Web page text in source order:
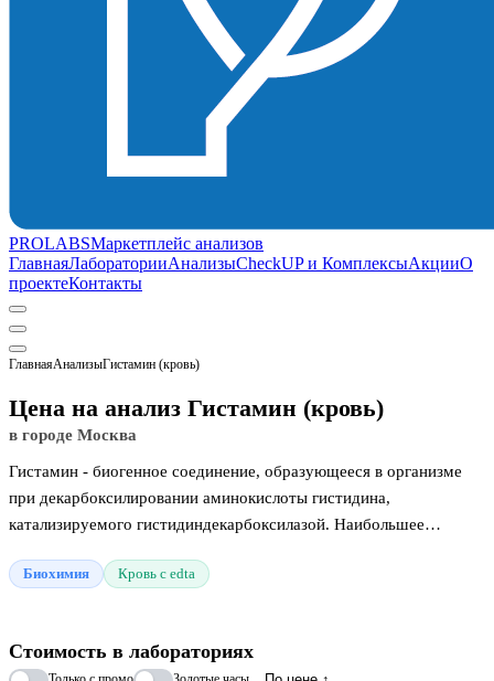
PROLABSМаркетплейс анализов
ГлавнаяЛабораторииАнализыCheckUP и КомплексыАкцииО
проектеКонтакты
ГлавнаяАнализыГистамин (кровь)
Цена на анализ Гистамин (кровь)
в городе Москва
Гистамин - биогенное соединение, образующееся в организме
при декарбоксилировании аминокислоты гистидина,
катализируемого гистидиндекарбоксилазой. Наибольшее
нервной ткани, гладкой мускулатуре, эндотелия сосудов,
регуляцию суточного ритма, тонуса сосудов и активности
Биохимия Кровь с edta
Стоимость в лабораториях